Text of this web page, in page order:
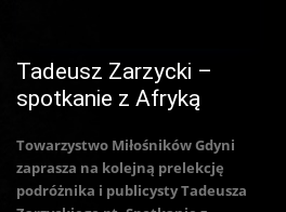
Tadeusz Zarzycki –
spotkanie z Afryką
Towarzystwo Miłośników Gdyni
zaprasza na kolejną prelekcję
podróżnika i publicysty Tadeusza